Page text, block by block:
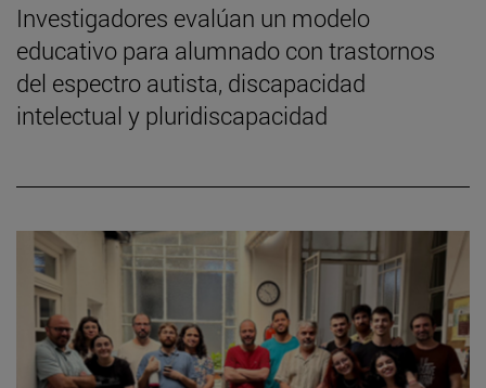
Investigadores evalúan un modelo
educativo para alumnado con trastornos
del espectro autista, discapacidad
intelectual y pluridiscapacidad